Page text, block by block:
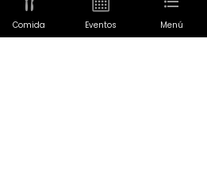
Comida Eventos Menú